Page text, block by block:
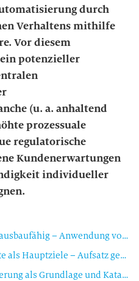
durch
Verhaltens mithilfe
Vor diesem
potenzieller
(u. a. anhaltend
prozessuale
regulatorische
Kundenerwartungen
individueller
Durchdringung von RPA noch ausbaufähig – Anwendung vor allem im Backoffice
Effizienz- und Qualitätsaspekte als Hauptziele – Aufsatz geeigneter Governance und kultureller Change sind größte Herausforderungen
Erfolgreiche RPA-Implementierung als Grundlage und Katalysator für weitere Zukunftstechnologien